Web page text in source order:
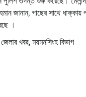
জানান, গাছের সাথে ধাক্কায়
।
জেলার খবর, ময়মনসিংহ বিভাগ